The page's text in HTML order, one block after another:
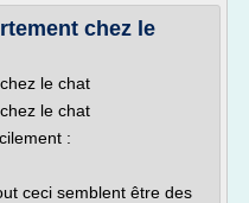
chez le
le chat
le chat
:
ceci semblent être des